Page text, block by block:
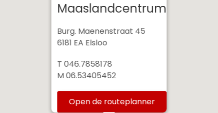
Maaslandcentrum
Burg. Maenenstraat 45
6181 EA Elsloo
T 046.7858178
M 06.53405452
Open de routeplanner